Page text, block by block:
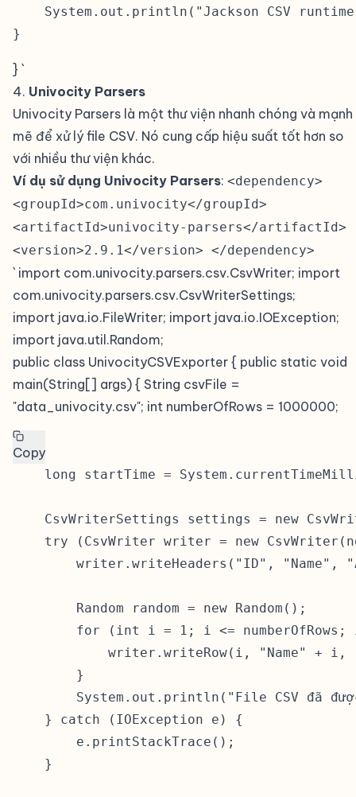
System.out.println("Jackson CSV
} `
4. Univocity Parsers
Univocity Parsers là một thư viện nhanh chóng và mạnh
mẽ để xử lý file CSV. Nó cung cấp hiệu suất tốt hơn so
với nhiều thư viện khác.
Ví dụ sử dụng Univocity Parsers: <dependency>
<groupId>com.univocity</groupId>
<artifactId>univocity-parsers</artifactId>
<version>2.9.1</version> </dependency>
` import com.univocity.parsers.csv.CsvWriter; import
com.univocity.parsers.csv.CsvWriterSettings;
import java.io.FileWriter; import java.io.IOException;
import java.util.Random;
public class UnivocityCSVExporter { public static void
main(String[] args) { String csvFile =
"data_univocity.csv"; int numberOfRows = 1000000;
Copy
long startTime =
CsvWriterSettings settings = new
try (CsvWriter writer = new
writer.writeHeaders("ID", "Name",
        Random random = new Random();
for (int i = 1; i <= numberOfRows;
writer.writeRow(i, "Name" + i,
        }
System.out.println("File CSV đã
    } catch (IOException e) {
        e.printStackTrace();
    }